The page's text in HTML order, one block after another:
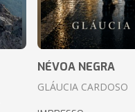
NÉVOA NEGRA
GLÁUCIA CARDOSO